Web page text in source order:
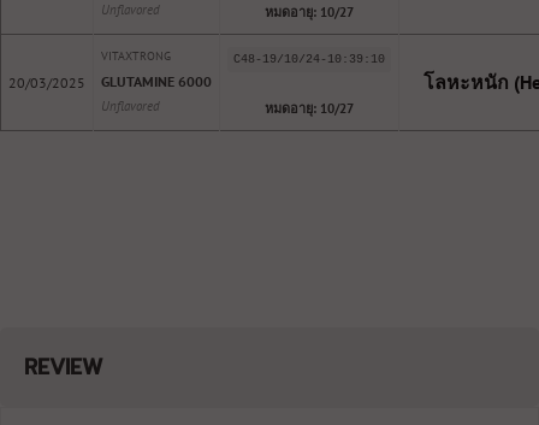
Unflavored หมดอายุ: 10/27
20/03/2025
VITAXTRONG
GLUTAMINE 6000
Unflavored
C48-19/10/24-10:39:10
หมดอายุ: 10/27
โลหะหนัก
REVIEW